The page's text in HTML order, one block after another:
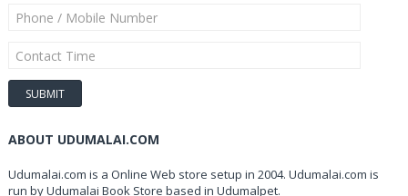
ABOUT UDUMALAI.COM
Udumalai.com is a Online Web store setup in 2004. Udumalai.com is
run by Udumalai Book Store based in Udumalpet.